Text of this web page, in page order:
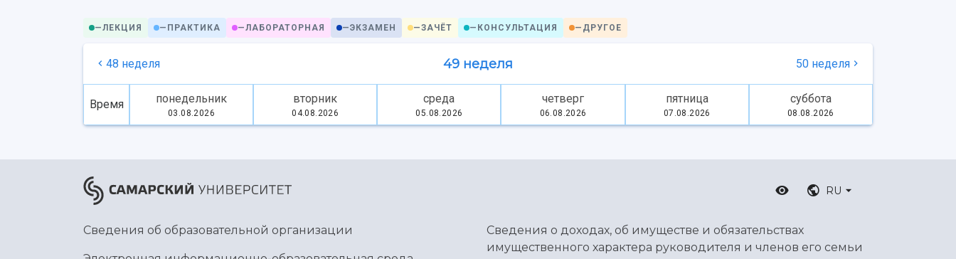
—ЛЕКЦИЯ — ПРАКТИКА —ЛАБОРАТОРНАЯ —ЭКЗАМЕН —ЗАЧЁТ — КОНСУЛЬТАЦИЯ — ДРУГОЕ
48 неделя 49 неделя 50 неделя
Время понедельник
03.08.2026
вторник
04.08.2026
среда
05.08.2026
четверг
06.08.2026
пятница
07.08.2026
суббота
08.08.2026
RU
Сведения об образовательной организации
Сведения о доходах, об имуществе и обязательствах
имущественного характера руководителя и членов его семьи